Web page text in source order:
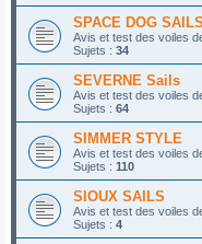
SPACE DOG SAILS
Avis et test des voiles
Sujets : 34
SEVERNE Sails
Avis et test des voiles
Sujets : 64
SIMMER STYLE
Avis et test des voiles
Sujets : 110
SIOUX SAILS
Avis et test des voiles
Sujets : 4